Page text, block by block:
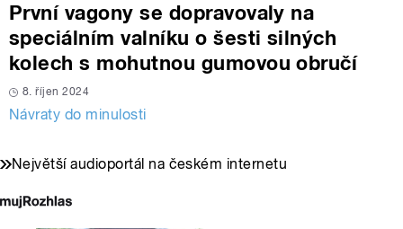
První vagony se dopravovaly na
speciálním valníku o šesti silných
kolech s mohutnou gumovou obručí
8. říjen 2024
Návraty do minulosti
Největší audioportál na českém internetu